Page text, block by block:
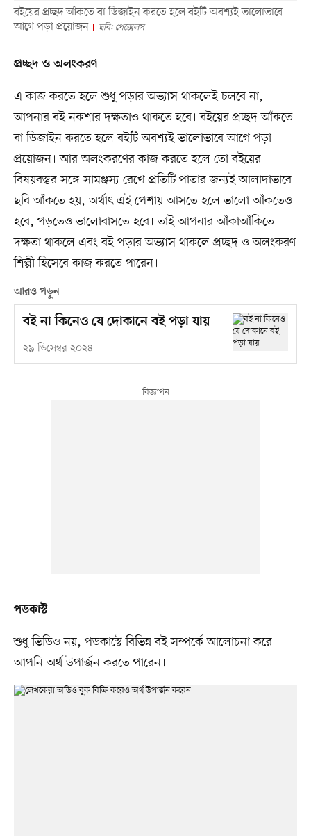
বইয়ের প্রচ্ছদ আঁকতে বা ডিজাইন করতে হলে বইটি অবশ্যই ভালোভাবে
আগে পড়া প্রয়োজন
ছবি: পেক্সেলস
প্রচ্ছদ ও অলংকরণ
এ কাজ করতে হলে শুধু পড়ার অভ্যাস থাকলেই চলবে না,
আপনার বই নকশার দক্ষতাও থাকতে হবে। বইয়ের প্রচ্ছদ আঁকতে
বা ডিজাইন করতে হলে বইটি অবশ্যই ভালোভাবে আগে পড়া
প্রয়োজন। আর অলংকরণের কাজ করতে হলে তো বইয়ের
বিষয়বস্তুর সঙ্গে সামঞ্জস্য রেখে প্রতিটি পাতার জন্যই আলাদাভাবে
ছবি আঁকতে হয়, অর্থাৎ এই পেশায় আসতে হলে ভালো আঁকতেও
হবে, পড়তেও ভালোবাসতে হবে। তাই আপনার আঁকাআঁকিতে
দক্ষতা থাকলে এবং বই পড়ার অভ্যাস থাকলে প্রচ্ছদ ও অলংকরণ
শিল্পী হিসেবে কাজ করতে পারেন।
আরও পড়ুন
বই না কিনেও যে দোকানে বই পড়া যায়
২৯ ডিসেম্বর ২০২৪
পডকাস্ট
শুধু ভিডিও নয়, পডকাস্টে বিভিন্ন বই সম্পর্কে আলোচনা করে
আপনি অর্থ উপার্জন করতে পারেন।